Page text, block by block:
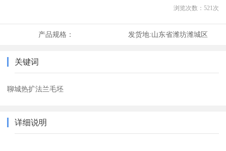
浏览次数： 521次
产品规格： 发货地:山东省潍坊潍城区
关键词
聊城热扩法兰毛坯
详细说明